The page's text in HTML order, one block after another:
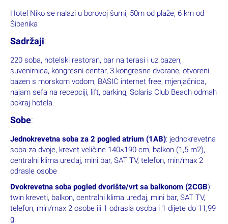
Hotel Niko se nalazi u borovoj šumi, 50m od plaže; 6 km od
Šibenika
Sadržaji:
220 soba, hotelski restoran, bar na terasi i uz bazen,
suvenirnica, kongresni centar, 3 kongresne dvorane, otvoreni
bazen s morskom vodom, BASIC internet free, mjenjačnica,
najam sefa na recepciji, lift, parking, Solaris Club Beach odmah
pokraj hotela.
Sobe:
Jednokrevetna soba za 2 pogled atrium (1AB): jednokrevetna
soba za dvoje, krevet veličine 140×190 cm, balkon (1,5 m2),
centralni klima uređaj, mini bar, SAT TV, telefon, min/max 2
odrasle osobe
Dvokrevetna soba pogled dvorište/vrt sa balkonom (2CGB):
twin kreveti, balkon, centralni klima uređaj, mini bar, SAT TV,
telefon, min/max 2 osobe ili 1 odrasla osoba i 1 dijete do 11,99
g.